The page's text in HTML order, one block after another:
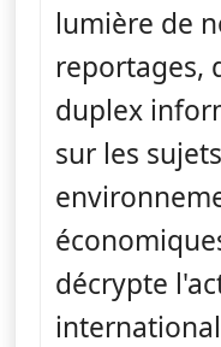
lumière de
reportages,
duplex
sur les
décrypte